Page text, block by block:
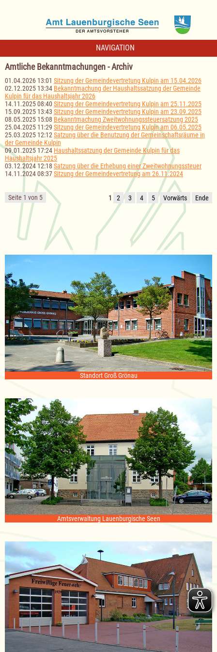
NAVIGATION
Amtliche Bekanntmachungen - Archiv
01.04.2026 13:01 Sitzung der Gemeindevertretung Kulpin am 15.04.2026
02.12.2025 13:34 Bekanntmachung der Haushaltssatzung der Gemeinde
Kulpin für das Haushaltsjahr 2026
14.11.2025 08:40 Sitzung der Gemeindevertretung Kulpin am 25.11.2025
15.09.2025 13:43 Sitzung der Gemeindevertretung Kulpin am 23.09.2025
08.05.2025 15:08 Bekanntmachung Zweitwohnungssteuersatzung 2025
25.04.2025 11:29 Sitzung der Gemeindevertretung Kulpin am 06.05.2025
25.03.2025 12:12 Satzung über die Benutzung der Gemeinschaftsräume in
der Gemeinde Kulpin
09.01.2025 17:24 Haushaltssatzung der Gemeinde Kulpin für das
Haushaltsjahr 2025
03.12.2024 12:18 Satzung über die Erhebung einer Zweitwohnungssteuer
14.11.2024 08:37Sitzung der Gemeindevertretung am 26.11.2024
Seite 1 von 5 1 2 3 4 5 Vorwärts Ende
Standort Groß Grönau
Amtsverwaltung Lauenburgische Seen